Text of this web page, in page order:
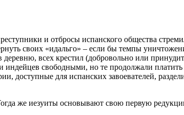
и отбросы испанского общества
своих «идальго» – если бы темпы
всех крестил (добровольно или
свободными, но те продолжали платить
доступные для испанских завоевателей,
же иезуиты основывают свою первую